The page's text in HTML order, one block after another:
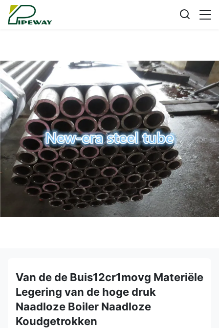
Van de de Buis12cr1movg Materiële
Legering van de hoge druk
Naadloze Boiler Naadloze
Koudgetrokken